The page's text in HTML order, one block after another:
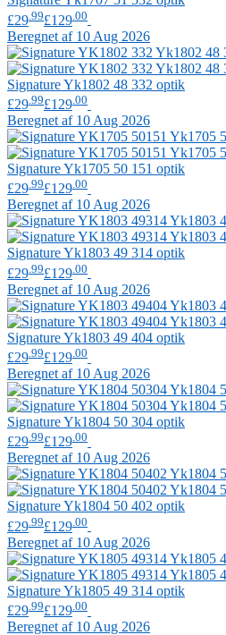
£29 .99£129 .00
Beregnet af 10 Aug 2026
SignatureYk1802 48 332 optik
£29 .99£129 .00
Beregnet af 10 Aug 2026
SignatureYk1705 50 151 optik
£29 .99£129 .00
Beregnet af 10 Aug 2026
SignatureYk1803 49 314 optik
£29 .99£129 .00
Beregnet af 10 Aug 2026
SignatureYk1803 49 404 optik
£29 .99£129 .00
Beregnet af 10 Aug 2026
SignatureYk1804 50 304 optik
£29 .99£129 .00
Beregnet af 10 Aug 2026
SignatureYk1804 50 402 optik
£29 .99£129 .00
Beregnet af 10 Aug 2026
SignatureYk1805 49 314 optik
£29 .99£129 .00
Beregnet af 10 Aug 2026